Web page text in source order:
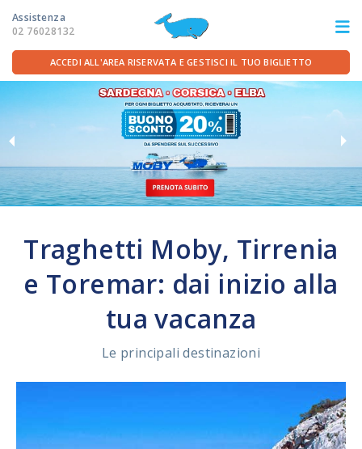
Assistenza
02 76028132
FRA DEU
LE ROTTE
OFFERTE TRAGHETTI
PER LA PARTENZA
LA COMPAGNIA
ACCEDI ALL'AREA RISERVATA E GESTISCI IL TUO BIGLIETTO
Traghetti Moby, Tirrenia
e Toremar: dai inizio alla
tua vacanza
Le principali destinazioni